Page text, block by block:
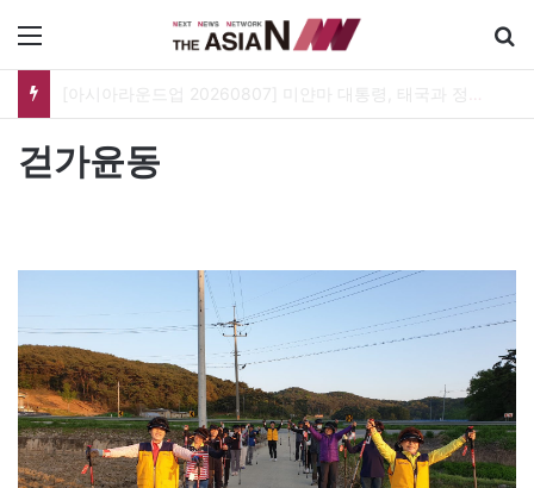
걷가윤동